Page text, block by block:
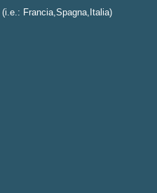
(i.e.: Francia,Spagna,Italia)